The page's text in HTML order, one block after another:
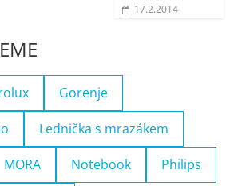
17.2.2014
Gorenje
Lednička s mrazákem
MORA Notebook Philips